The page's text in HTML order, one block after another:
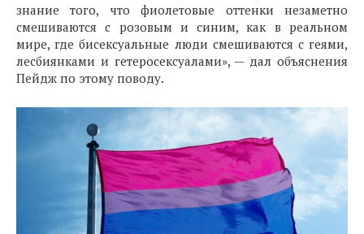
знание того, что фиолетовые оттенки незаметно
смешиваются с розовым и синим, как в реальном
мире, где бисексуальные люди смешиваются с геями,
лесбиянками и гетеросексуалами», — дал объяснения
Пейдж по этому поводу.